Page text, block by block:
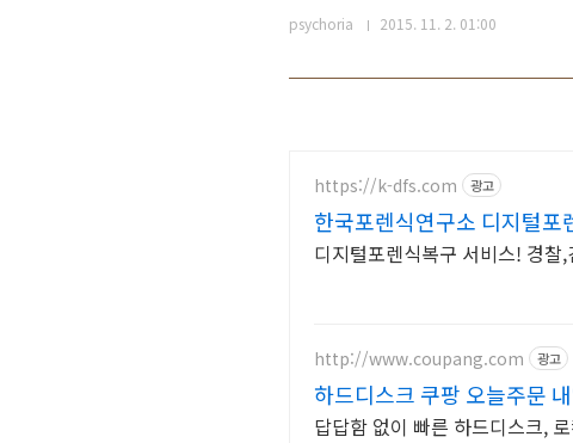
psychoria 2015. 11. 2. 01:00
https://k-dfs.com 광고
한국포렌식연구소 디지털포
디지털포렌식복구 서비스! 경찰
http://www.coupang.com 광고
하드디스크 쿠팡 오늘주문
답답함 없이 빠른 하드디스크,